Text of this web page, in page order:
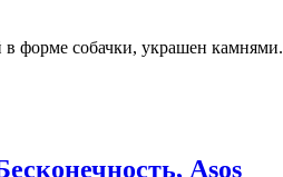
в форме собачки, украшен камнями.
Asos